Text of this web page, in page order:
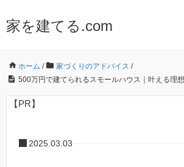
家を建てる.com
ホーム / 家づくりのアドバイス /
500万円で建てられるスモールハウス｜叶える理
【PR】
2025.03.03